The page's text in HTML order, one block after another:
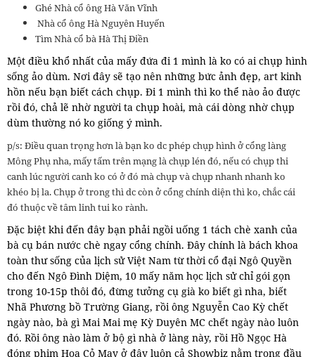
Ghé Nhà cổ ông Hà Văn Vĩnh
Nhà cổ ông Hà Nguyên Huyến
Tìm Nhà cổ bà Hà Thị Điền
Một điều khổ nhất của mấy đứa đi 1 mình là ko có ai chụp hình
sống ảo dùm. Nơi đây sẽ tạo nên những bức ảnh đẹp, art kinh
hồn nếu bạn biết cách chụp. Đi 1 mình thì ko thể nào ảo được
rồi đó, chả lẽ nhờ người ta chụp hoài, mà cái dòng nhờ chụp
dùm thường nó ko giống ý mình.
p/s: Điều quan trọng hơn là bạn ko dc phép chụp hình ở cổng làng
Mông Phụ nha, mấy tấm trên mạng là chụp lén đó, nếu có chụp thi
canh lúc người canh ko có ở đó mà chụp và chụp nhanh nhanh ko
khéo bị la. Chụp ở trong thì dc còn ở cổng chính diện thì ko, chắc cái
đó thuộc về tâm linh tui ko rành.
Đặc biệt khi đến đây bạn phải ngồi uống 1 tách chè xanh của
bà cụ bán nước chè ngay cổng chính. Đây chính là bách khoa
toàn thư sống của lịch sử Việt Nam từ thời cổ đại Ngô Quyền
cho đến Ngô Đình Diệm, 10 mấy năm học lịch sử chỉ gói gọn
trong 10-15p thôi đó, đừng tưởng cụ già ko biết gì nha, biết
Nhã Phương bồ Trường Giang, rồi ông Nguyễn Cao Kỳ chết
ngày nào, bà gì Mai Mai mẹ Kỳ Duyên MC chết ngày nào luôn
đó. Rồi ông nào làm ở bộ gì nhà ở làng này, rồi Hồ Ngọc Hà
đóng phim Hoa Cỏ May ở đây luôn cả Showbiz nằm trong đầu